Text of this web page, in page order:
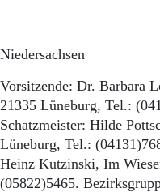
Niedersachsen
Vorsitzende: Dr. Barbara
21335 Lüneburg, Tel.:
Schatzmeister: Hilde
Lüneburg, Tel.:
Heinz Kutzinski, Im
(05822)5465.